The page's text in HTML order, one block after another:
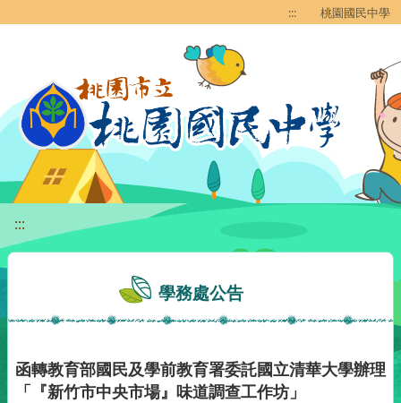
::: 桃園國民中學
:::
學務處公告
函轉教育部國民及學前教育署委託國立清華大學辦理
「『新竹市中央市場』味道調查工作坊」